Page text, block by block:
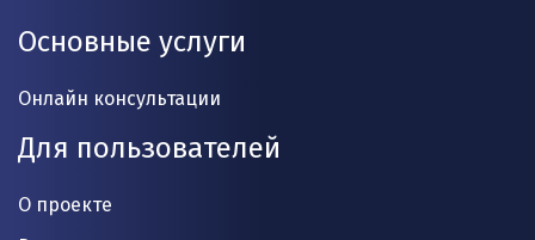
Основные услуги
Онлайн консультации
Для пользователей
О проекте